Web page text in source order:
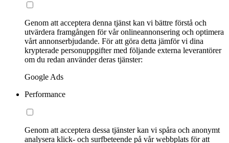
Genom att acceptera denna tjänst kan vi bättre förstå och
utvärdera framgången för vår onlineannonsering och optimera
vårt annonserbjudande. För att göra detta jämför vi dina
krypterade personuppgifter med följande externa leverantörer
om du redan använder deras tjänster:
Google Ads
Performance
Genom att acceptera dessa tjänster kan vi spåra och anonymt
analysera klick- och surfbeteende på vår webbplats för att